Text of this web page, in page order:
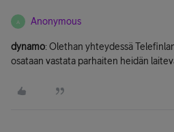
A Anonymous
dynamo: Olethan yhteydessä
osataan vastata parhaiten heidän